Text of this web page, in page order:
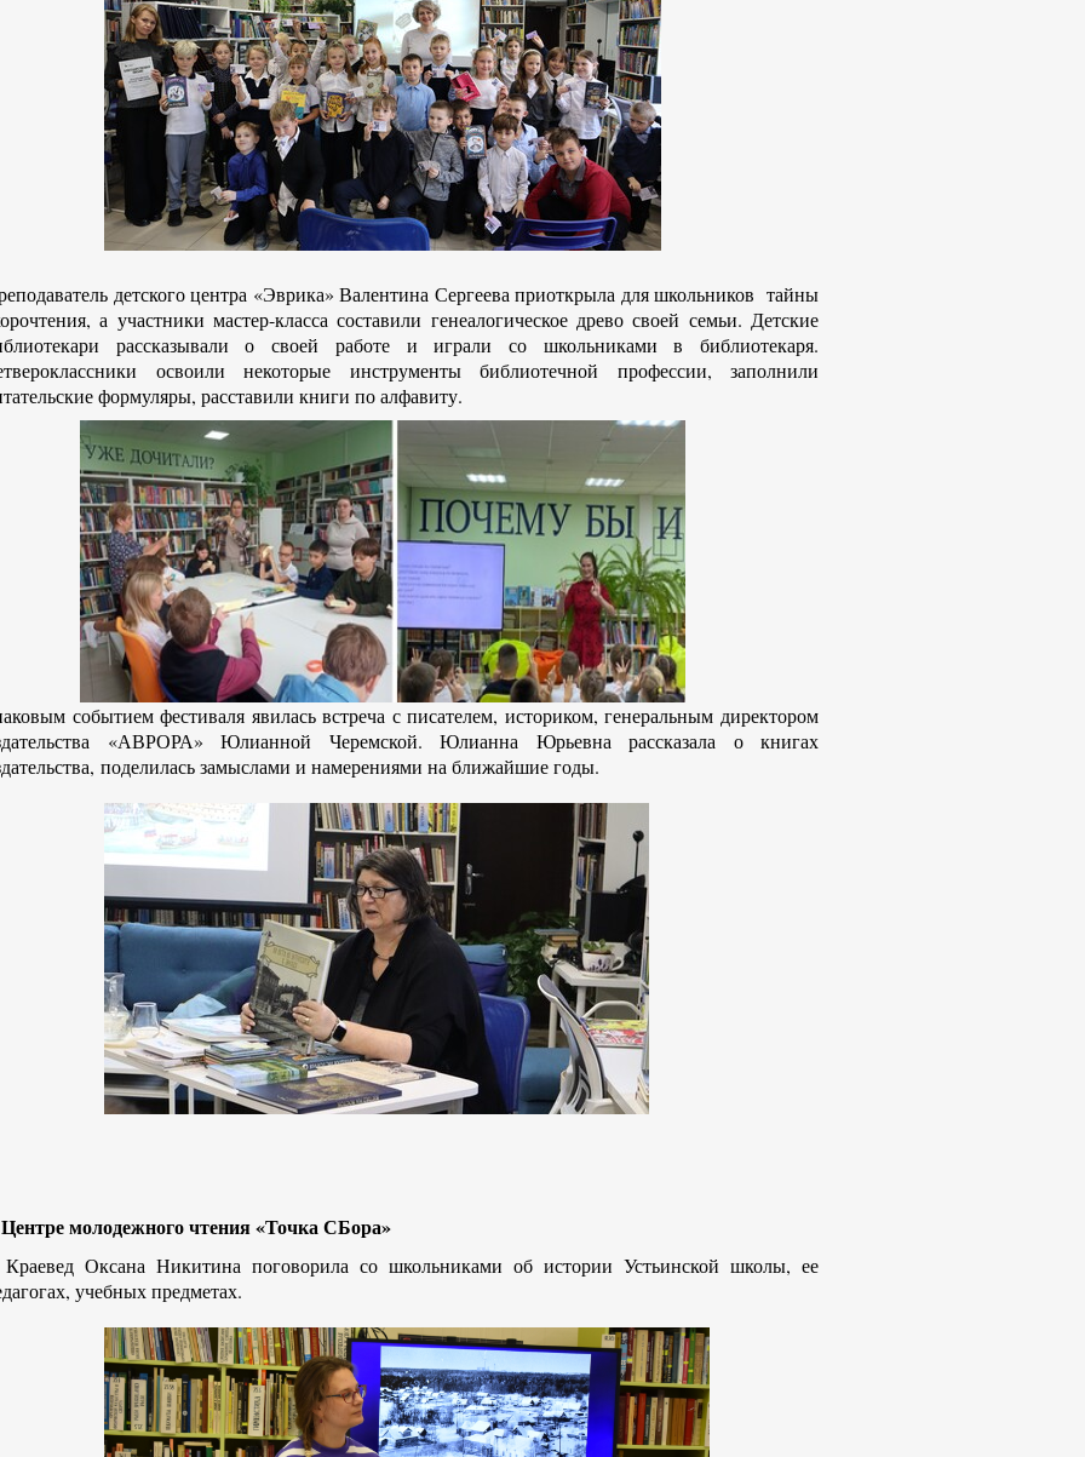
детского центра «Эврика» Валентина Сергеева приоткрыла для школьников тайны
а участники мастер-класса составили генеалогическое древо своей семьи. Детские
рассказывали о своей работе и играли со школьниками в библиотекаря.
освоили некоторые инструменты библиотечной профессии, заполнили
формуляры, расставили книги по алфавиту.
событием фестиваля явилась встреча с писателем, историком, генеральным директором
«АВРОРА» Юлианной Черемской. Юлианна Юрьевна рассказала о книгах
поделилась замыслами и намерениями на ближайшие годы.
молодежного чтения «Точка СБора»
Краевед Оксана Никитина поговорила со школьниками об истории Устьинской школы, ее
учебных предметах.